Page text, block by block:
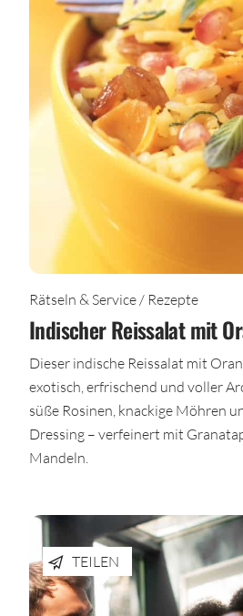
Rätseln & Service / Rezepte
Indischer Reissalat mit
Dieser indische Reissalat mit
exotisch, erfrischend und voller
süße Rosinen, knackige Möhren
Dressing – verfeinert mit
Mandeln.
TEILEN